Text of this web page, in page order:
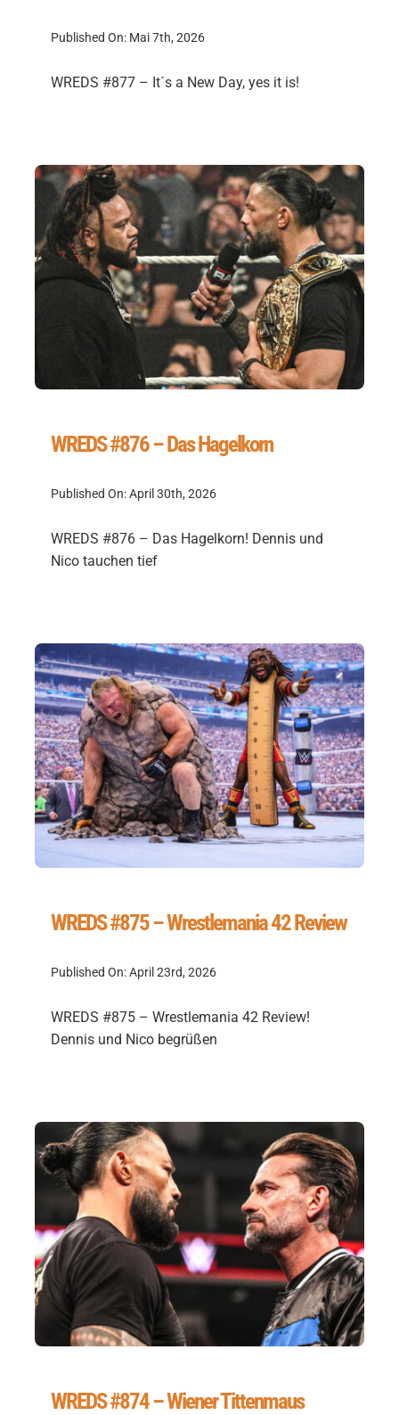
Published On: Mai 7th, 2026
WREDS #877 – It´s a New Day, yes it is!
WREDS #876 – Das Hagelkorn
Published On: April 30th, 2026
WREDS #876 – Das Hagelkorn! Dennis und
Nico tauchen tief
WREDS #875 – Wrestlemania 42 Review
Published On: April 23rd, 2026
WREDS #875 – Wrestlemania 42 Review!
Dennis und Nico begrüßen
WREDS #874 – Wiener Tittenmaus